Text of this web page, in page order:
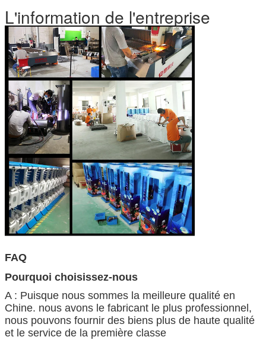
L'information de l'entreprise
FAQ
Pourquoi choisissez-nous
A : Puisque nous sommes la meilleure qualité en
Chine. nous avons le fabricant le plus professionnel,
nous pouvons fournir des biens plus de haute qualité
et le service de la première classe